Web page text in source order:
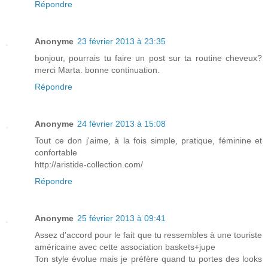
Répondre
Anonyme 23 février 2013 à 23:35
bonjour, pourrais tu faire un post sur ta routine cheveux?
merci Marta. bonne continuation.
Répondre
Anonyme 24 février 2013 à 15:08
Tout ce don j'aime, à la fois simple, pratique, féminine et
confortable
http://aristide-collection.com/
Répondre
Anonyme 25 février 2013 à 09:41
Assez d'accord pour le fait que tu ressembles à une touriste
américaine avec cette association baskets+jupe
Ton style évolue mais je préfère quand tu portes des looks